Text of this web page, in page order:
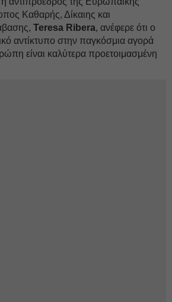
Καθαρής, Δίκαιης και
Teresa Ribera, ανέφερε ότι ο
αντίκτυπο στην παγκόσμια αγορά
είναι καλύτερα προετοιμασμένη